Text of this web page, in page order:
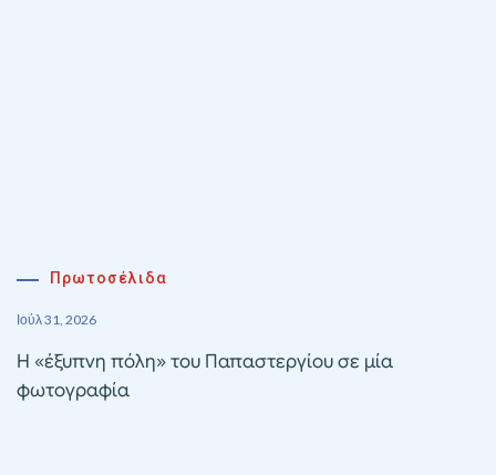
Πρωτοσέλιδα
Ιούλ 31, 2026
Η «έξυπνη πόλη» του Παπαστεργίου σε μία
φωτογραφία